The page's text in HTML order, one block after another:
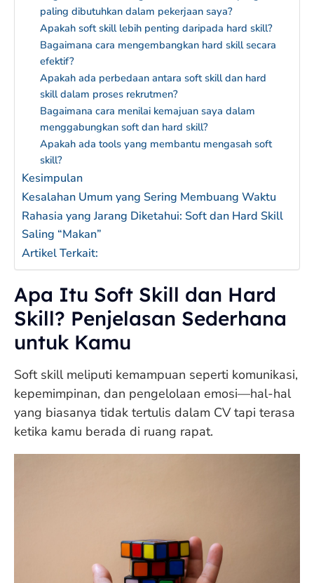
paling dibutuhkan dalam pekerjaan saya?
Apakah soft skill lebih penting daripada hard skill?
Bagaimana cara mengembangkan hard skill secara
efektif?
Apakah ada perbedaan antara soft skill dan hard
skill dalam proses rekrutmen?
Bagaimana cara menilai kemajuan saya dalam
menggabungkan soft dan hard skill?
Apakah ada tools yang membantu mengasah soft
skill?
Kesimpulan
Kesalahan Umum yang Sering Membuang Waktu
Rahasia yang Jarang Diketahui: Soft dan Hard Skill
Saling “Makan”
Artikel Terkait:
Apa Itu Soft Skill dan Hard
Skill? Penjelasan Sederhana
untuk Kamu
Soft skill meliputi kemampuan seperti komunikasi,
kepemimpinan, dan pengelolaan emosi—hal-hal
yang biasanya tidak tertulis dalam CV tapi terasa
ketika kamu berada di ruang rapat.